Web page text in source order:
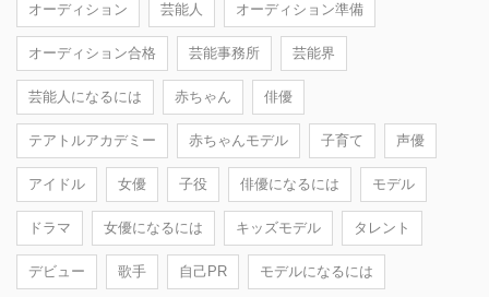
オーディション 芸能人 オーディション準備
オーディション合格 芸能事務所 芸能界
芸能人になるには 赤ちゃん 俳優
テアトルアカデミー 赤ちゃんモデル 子育て 声優
アイドル 女優 子役 俳優になるには モデル
ドラマ 女優になるには キッズモデル タレント
デビュー 歌手 自己PR モデルになるには